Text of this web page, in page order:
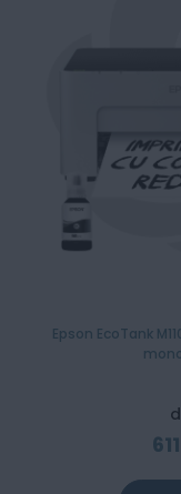
Epson EcoTank
611